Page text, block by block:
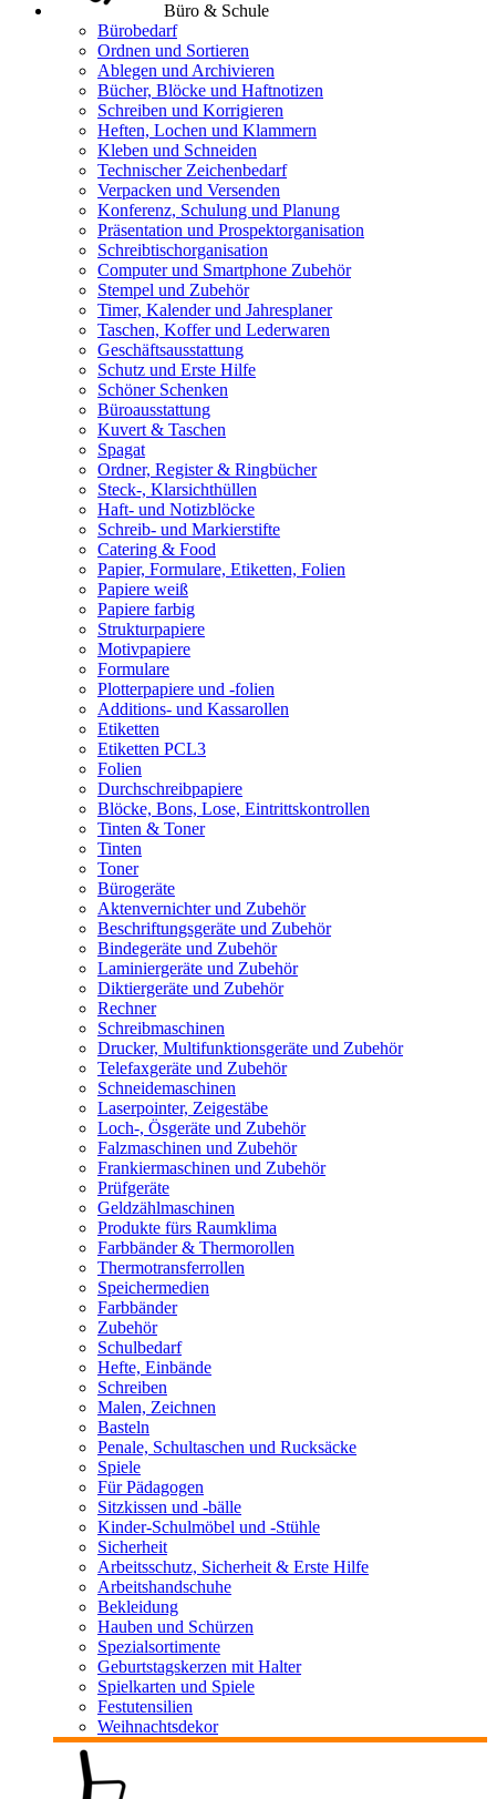
Büro & Schule
Bürobedarf
Ordnen und Sortieren
Ablegen und Archivieren
Bücher, Blöcke und Haftnotizen
Schreiben und Korrigieren
Heften, Lochen und Klammern
Kleben und Schneiden
Technischer Zeichenbedarf
Verpacken und Versenden
Konferenz, Schulung und Planung
Präsentation und Prospektorganisation
Schreibtischorganisation
Computer und Smartphone Zubehör
Stempel und Zubehör
Timer, Kalender und Jahresplaner
Taschen, Koffer und Lederwaren
Geschäftsausstattung
Schutz und Erste Hilfe
Schöner Schenken
Büroausstattung
Kuvert & Taschen
Spagat
Ordner, Register & Ringbücher
Steck-, Klarsichthüllen
Haft- und Notizblöcke
Schreib- und Markierstifte
Catering & Food
Papier, Formulare, Etiketten, Folien
Papiere weiß
Papiere farbig
Strukturpapiere
Motivpapiere
Formulare
Plotterpapiere und -folien
Additions- und Kassarollen
Etiketten
Etiketten PCL3
Folien
Durchschreibpapiere
Blöcke, Bons, Lose, Eintrittskontrollen
Tinten & Toner
Tinten
Toner
Bürogeräte
Aktenvernichter und Zubehör
Beschriftungsgeräte und Zubehör
Bindegeräte und Zubehör
Laminiergeräte und Zubehör
Diktiergeräte und Zubehör
Rechner
Schreibmaschinen
Drucker, Multifunktionsgeräte und Zubehör
Telefaxgeräte und Zubehör
Schneidemaschinen
Laserpointer, Zeigestäbe
Loch-, Ösgeräte und Zubehör
Falzmaschinen und Zubehör
Frankiermaschinen und Zubehör
Prüfgeräte
Geldzählmaschinen
Produkte fürs Raumklima
Farbbänder & Thermorollen
Thermotransferrollen
Speichermedien
Farbbänder
Zubehör
Schulbedarf
Hefte, Einbände
Schreiben
Malen, Zeichnen
Basteln
Penale, Schultaschen und Rucksäcke
Spiele
Für Pädagogen
Sitzkissen und -bälle
Kinder-Schulmöbel und -Stühle
Sicherheit
Arbeitsschutz, Sicherheit & Erste Hilfe
Arbeitshandschuhe
Bekleidung
Hauben und Schürzen
Spezialsortimente
Geburtstagskerzen mit Halter
Spielkarten und Spiele
Festutensilien
Weihnachtsdekor